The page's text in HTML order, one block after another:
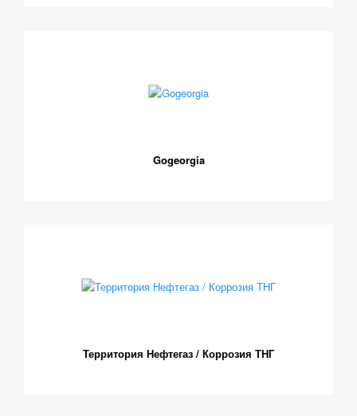
Gogeorgia
Территория Нефтегаз / Коррозия ТНГ